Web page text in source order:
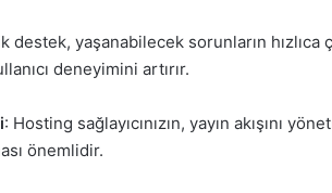
destek, yaşanabilecek sorunların hızlıca
deneyimini artırır.
: Hosting sağlayıcınızın, yayın akışını
önemlidir.